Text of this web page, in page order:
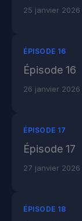
25 janvier 2026
ÉPISODE 16
Épisode 16
26 janvier 2026
ÉPISODE 17
Épisode 17
27 janvier 2026
ÉPISODE 18